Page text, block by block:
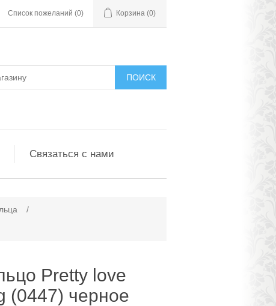
Список пожеланий (0) Корзина (0)
ПОИСК
Связаться с нами
/
Pretty love
(0447) черное